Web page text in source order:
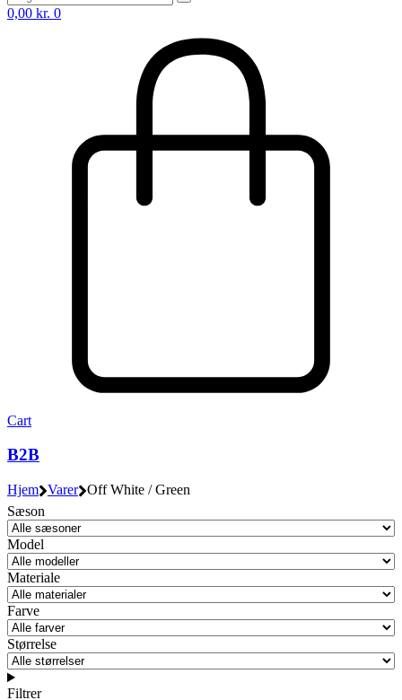
0,00 kr. 0
Cart
B2B
Hjem Varer Off White / Green
Sæson
Model
Materiale
Farve
Størrelse
Filtrer